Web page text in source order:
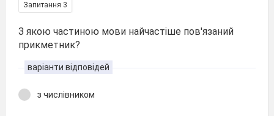
Запитання 3
З якою частиною мови найчастіше пов'язаний
прикметник?
варіанти відповідей
з числівником